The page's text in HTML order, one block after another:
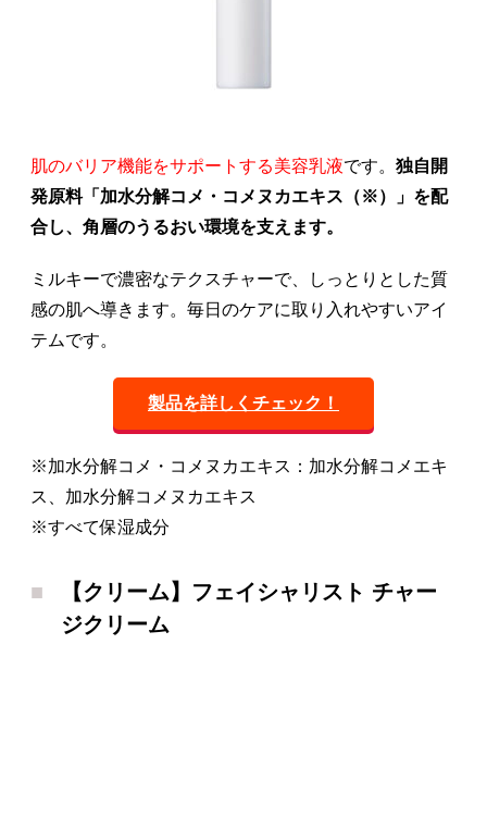
肌のバリア機能をサポートする美容乳液です。 独自開
発原料「加水分解コメ・コメヌカエキス（※）」を配
合し、角層のうるおい環境を支えます。
ミルキーで濃密なテクスチャーで、しっとりとした質
感の肌へ導きます。毎日のケアに取り入れやすいアイ
テムです。
製品を詳しくチェック！
※加水分解コメ・コメヌカエキス：加水分解コメエキ
ス、加水分解コメヌカエキス
※すべて保湿成分
【クリーム】フェイシャリスト チャー
ジクリーム